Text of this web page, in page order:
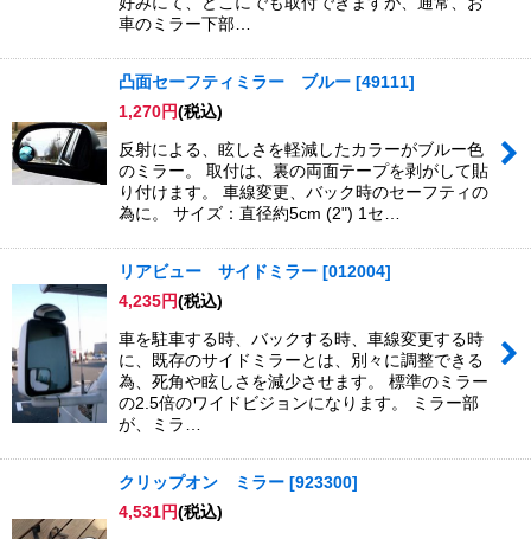
車のミラー下部…
凸面セーフティミラー ブルー [49111]
1,270円(税込)
反射による、眩しさを軽減したカラーがブルー色
のミラー。 取付は、裏の両面テープを剥がして貼
り付けます。 車線変更、バック時のセーフティの
為に。 サイズ：直径約5cm (2") 1セ…
リアビュー サイドミラー [012004]
4,235円(税込)
車を駐車する時、バックする時、車線変更する時
に、既存のサイドミラーとは、別々に調整できる
為、死角や眩しさを減少させます。 標準のミラー
の2.5倍のワイドビジョンになります。 ミラー部
が、ミラ…
クリップオン ミラー [923300]
4,531円(税込)